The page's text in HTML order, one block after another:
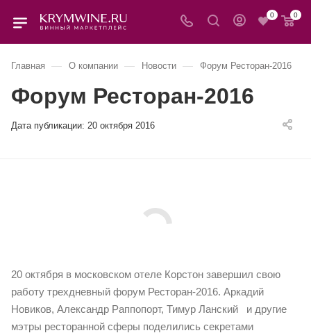
0 0
Главная — О компании — Новости — Форум Ресторан-2016
Форум Ресторан-2016
Дата публикации: 20 октября 2016
20 октября в московском отеле Корстон завершил свою
работу трехдневный форум Ресторан-2016. Аркадий
Новиков, Александр Раппопорт, Тимур Ланский и другие
мэтры ресторанной сферы поделились секретами